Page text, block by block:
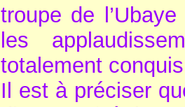
troupe de
les
totalement
Il est à préciser